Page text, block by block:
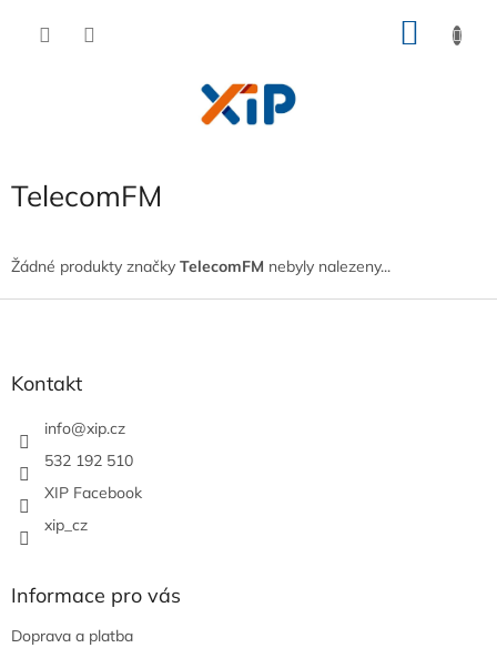
TelecomFM
Žádné produkty značky TelecomFM nebyly nalezeny...
Kontakt
info@xip.cz
532 192 510
XIP Facebook
xip_cz
Informace pro vás
Doprava a platba